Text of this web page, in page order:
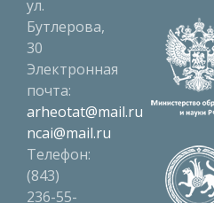
ул.
Бутлерова,
30
Электронная
почта:
arheotat@mail.ru
ncai@mail.ru
Телефон:
(843)
236-55-